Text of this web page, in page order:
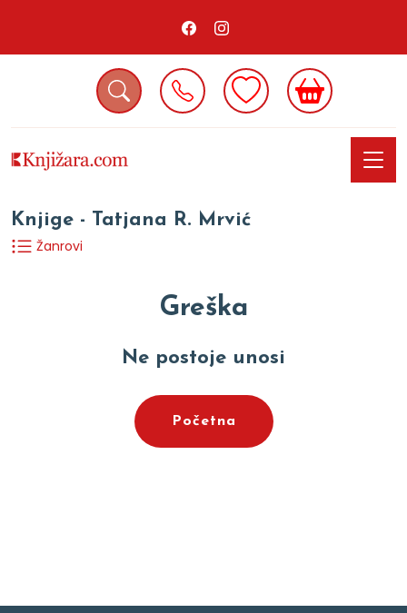
Knjige - Tatjana R. Mrvić
Žanrovi
Greška
Ne postoje unosi
Početna